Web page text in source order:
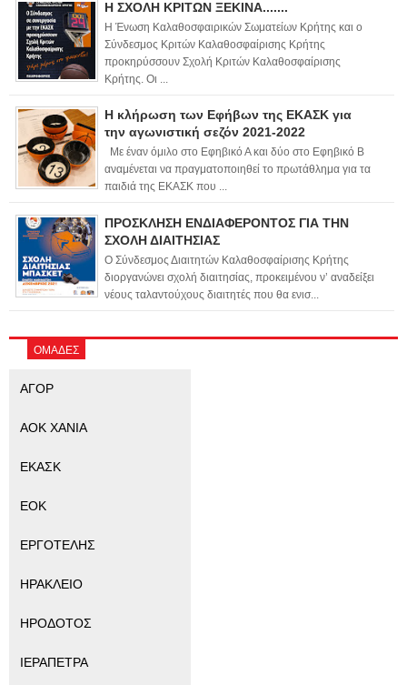
Η ΣΧΟΛΗ ΚΡΙΤΩΝ ΞΕΚΙΝΑ.......
Η Ένωση Καλαθοσφαιρικών Σωματείων Κρήτης και ο
Σύνδεσμος Κριτών Καλαθοσφαίρισης Κρήτης
προκηρύσσουν Σχολή Κριτών Καλαθοσφαίρισης
Κρήτης. Οι ...
Η κλήρωση των Εφήβων της ΕΚΑΣΚ για
την αγωνιστική σεζόν 2021-2022
Με έναν όμιλο στο Εφηβικό Α και δύο στο Εφηβικό Β
αναμένεται να πραγματοποιηθεί το πρωτάθλημα για τα
παιδιά της ΕΚΑΣΚ που ...
ΠΡΟΣΚΛΗΣΗ ΕΝΔΙΑΦΕΡΟΝΤΟΣ ΓΙΑ ΤΗΝ
ΣΧΟΛΗ ΔΙΑΙΤΗΣΙΑΣ
Ο Σύνδεσμος Διαιτητών Καλαθοσφαίρισης Κρήτης
διοργανώνει σχολή διαιτησίας, προκειμένου ν’ αναδείξει
νέους ταλαντούχους διαιτητές που θα ενισ...
ΟΜΑΔΕΣ
ΑΓΟΡ
ΑΟΚ ΧΑΝΙΑ
ΕΚΑΣΚ
ΕΟΚ
ΕΡΓΟΤΕΛΗΣ
ΗΡΑΚΛΕΙΟ
ΗΡΟΔΟΤΟΣ
ΙΕΡΑΠΕΤΡΑ